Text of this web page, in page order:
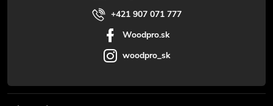
+421 907 071 777
Woodpro.sk
woodpro_sk